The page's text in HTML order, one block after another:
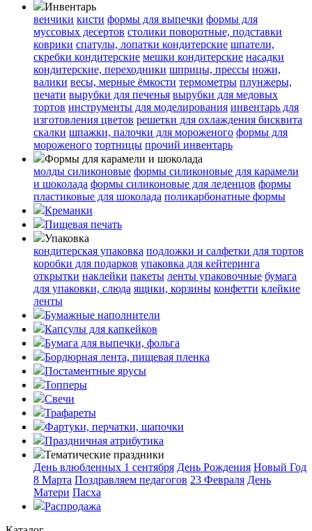
Инвентарь
венчики кисти формы для выпечки формы для
муссовых десертов столики поворотные, подставки
коврики cпатулы, лопатки кондитерские шпатели,
скребки кондитерские мешки кондитерские насадки
кондитерские, переходники шприцы, прессы ножи,
валики весы, мерные ёмкости термометры плунжеры,
печати вырубки для печенья вырубки для медовых
тортов инструменты для моделирования инвентарь для
изготовления цветов решетки для охлаждения бисквита
скалки шпажки, палочки для мороженого формы для
мороженого тортницы прочий инвентарь
Формы для карамели и шоколада
молды силиконовые формы силиконовые для карамели
и шоколада формы силиконовые для леденцов формы
пластиковые для шоколада поликарбонатные формы
Креманки
Пищевая печать
Упаковка
кондитерская упаковка подложки и салфетки для тортов
коробки для подарков упаковка для кейтеринга
открытки наклейки пакеты ленты упаковочные бумага
для упаковки, слюда ящики, корзины конфетти клейкие
ленты
Бумажные наполнители
Капсулы для капкейков
Бумага для выпечки, фольга
Бордюрная лента, пищевая пленка
Постаментные ярусы
Топперы
Свечи
Трафареты
Фартуки, перчатки, шапочки
Праздничная атрибутика
Тематические праздники
День влюбленных 1 сентября День Рождения Новый Год
8 Марта Поздравляем педагогов 23 Февраля День
Матери Пасха
Распродажа